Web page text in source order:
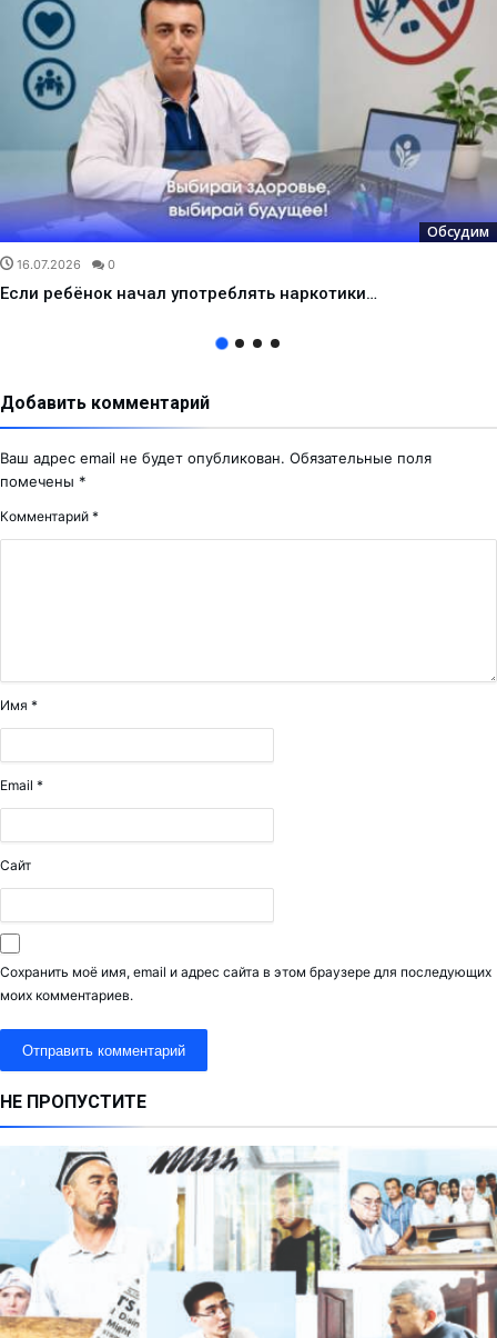
Обсудим
16.07.2026 0
Если ребёнок начал употреблять наркотики…
Добавить комментарий
Ваш адрес email не будет опубликован. Обязательные поля
помечены *
Комментарий *
Имя *
Email *
Сайт
Сохранить моё имя, email и адрес сайта в этом браузере для последующих
моих комментариев.
НЕ ПРОПУСТИТЕ